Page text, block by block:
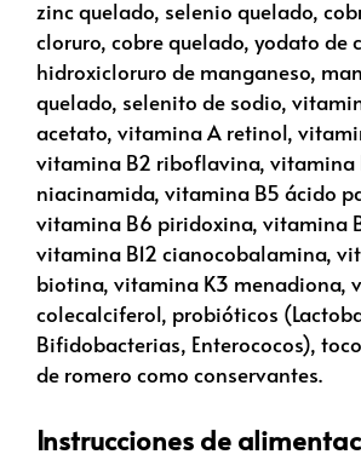
zinc quelado, selenio quelado,
cloruro, cobre quelado, yodato de
hidroxicloruro de manganeso,
quelado, selenito de sodio,
acetato, vitamina A retinol,
vitamina B2 riboflavina, vitamina
niacinamida, vitamina B5 ácido
vitamina B6 piridoxina, vitamina
vitamina B12 cianocobalamina,
biotina, vitamina K3 menadiona,
colecalciferol, probióticos
Bifidobacterias, Enterococos),
de romero como conservantes.
Instrucciones de